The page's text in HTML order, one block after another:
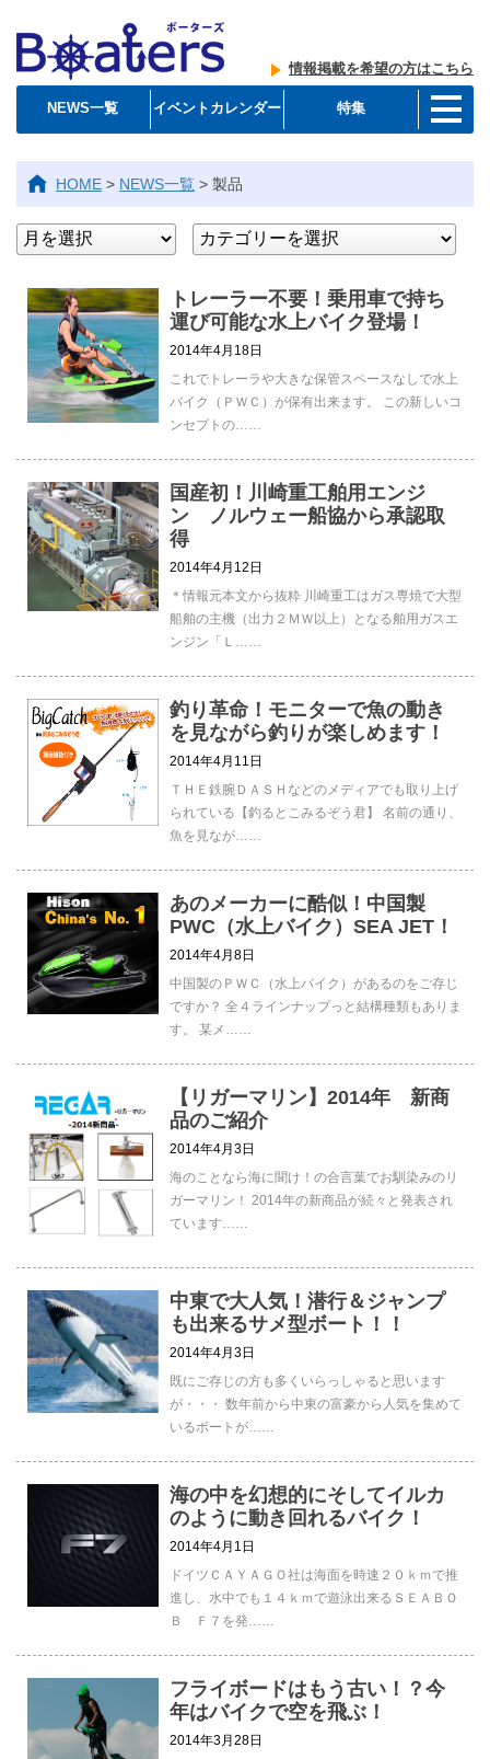
情報掲載を希望の方はこちら
NEWS一覧 イベントカレンダー 特集
HOME > NEWS一覧 > 製品
トレーラー不要！乗用車で持ち
運び可能な水上バイク登場！
2014年4月18日
これでトレーラや大きな保管スペースなしで水上
バイク（ＰＷＣ）が保有出来ます。 この新しいコ
ンセプトの……
国産初！川崎重工舶用エンジ
ン ノルウェー船協から承認取
得
2014年4月12日
＊情報元本文から抜粋 川崎重工はガス専焼で大型
船舶の主機（出力２ＭＷ以上）となる舶用ガスエ
ンジン「Ｌ……
釣り革命！モニターで魚の動き
を見ながら釣りが楽しめます！
2014年4月11日
ＴＨＥ鉄腕ＤＡＳＨなどのメディアでも取り上げ
られている【釣るとこみるぞう君】 名前の通り、
魚を見なが……
あのメーカーに酷似！中国製
PWC（水上バイク）SEA JET！
2014年4月8日
中国製のＰＷＣ（水上バイク）があるのをご存じ
ですか？ 全４ラインナップっと結構種類もありま
す。 某メ……
【リガーマリン】2014年 新商
品のご紹介
2014年4月3日
海のことなら海に聞け！の合言葉でお馴染みのリ
ガーマリン！ 2014年の新商品が続々と発表され
ています……
中東で大人気！潜行＆ジャンプ
も出来るサメ型ボート！！
2014年4月3日
既にご存じの方も多くいらっしゃると思います
が・・・ 数年前から中東の富豪から人気を集めて
いるボートが……
海の中を幻想的にそしてイルカ
のように動き回れるバイク！
2014年4月1日
ドイツＣＡＹＡＧＯ社は海面を時速２０ｋｍで推
進し、水中でも１４ｋｍで遊泳出来るＳＥＡＢＯ
Ｂ Ｆ７を発……
フライボードはもう古い！？今
年はバイクで空を飛ぶ！
2014年3月28日